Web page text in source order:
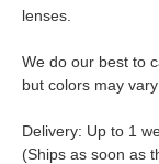
lenses.
We do our best to
but colors may
Delivery: Up to 1
(Ships as soon as